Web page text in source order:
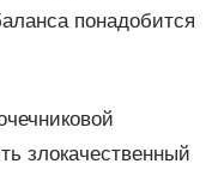
понадобится
злокачественный